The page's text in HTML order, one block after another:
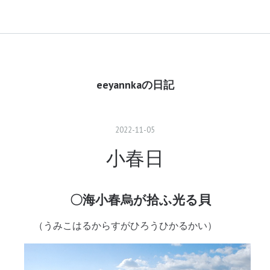
eeyannkaの日記
2022-11-05
小春日
烏が拾ふ光る貝
からすがひろうひかるかい）